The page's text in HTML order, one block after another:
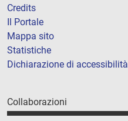
Credits
Il Portale
Mappa sito
Statistiche
Dichiarazione di accessibilità
Collaborazioni